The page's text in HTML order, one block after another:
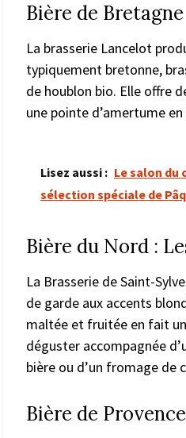
Bière de
La brasserie Lancelot
typiquement bretonne,
de houblon bio. Elle offre
une pointe d’amertume
Lisez aussi : Le salon du
sélection spéciale de
Bière du Nord :
La Brasserie de Saint-
de garde aux accents
maltée et fruitée en fait
déguster accompagnée
bière ou d’un fromage de
Bière de